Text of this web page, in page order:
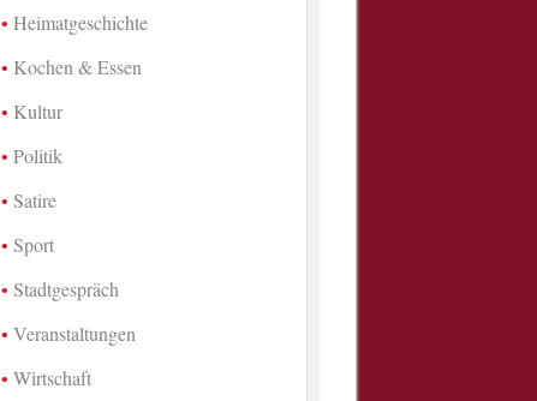
Heimatgeschichte
Kochen & Essen
Kultur
Politik
Satire
Sport
Stadtgespräch
Veranstaltungen
Wirtschaft